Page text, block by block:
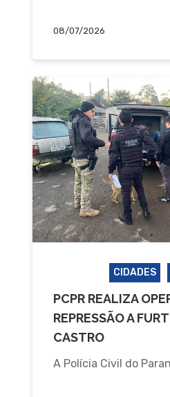
08/07/2026
CIDADES
PCPR REALIZA
REPRESSÃO A
CASTRO
A Polícia Civil do